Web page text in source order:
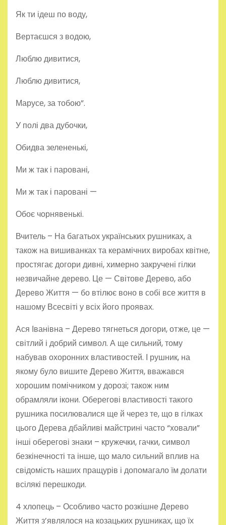
Як ти ідеш по воду,
Вертаєшся з водою,
Люблю дивитися,
Люблю дивитися,
Марусе, за тобою”.
У полі два дубочки,
Обидва зелененькі,
Ми ж так і паровані,
Ми ж так і паровані —
Обоє чорнявенькі.
Вчитель – На багатьох українських рушниках, а
також на вишиванках та керамічних виробах квітне,
простягає догори дивні, химерно закручені гілки
незвичайне дерево. Це — Світове Дерево, або
Дерево Життя — бо втілює воно в собі все життя в
нашому Всесвіті у всіх його проявах.
Ася Іванівна – Дерево тягнеться догори, отже, це —
світлий і добрий символ. А ще сильний, тому
набував охоронних властивостей. І рушник, на
якому було вишите Дерево Життя, вважався
хорошим помічником у дорозі; також ним
обрамляли ікони. Оберегові властивості такого
рушника посилювалися ще й через те, що в гілках
цього Дерева дбайливі майстрині часто “ховали”
інші оберегові знаки – кружечки, гачки, символ
безкінечності та інше, що мало сильний вплив на
свідомість наших пращурів і допомагало їм долати
всілякі перешкоди.
4 хлопець – Особливо часто розкішне Дерево
Життя з’являлося на козацьких рушниках, що їх